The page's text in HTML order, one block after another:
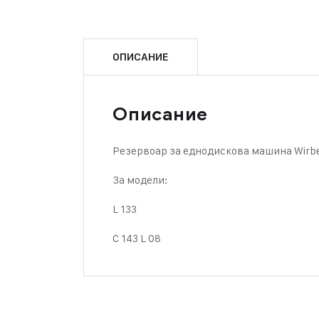
ОПИСАНИЕ
Описание
Резервоар за еднодискова машина
За модели:
L 133
C 143 L 08